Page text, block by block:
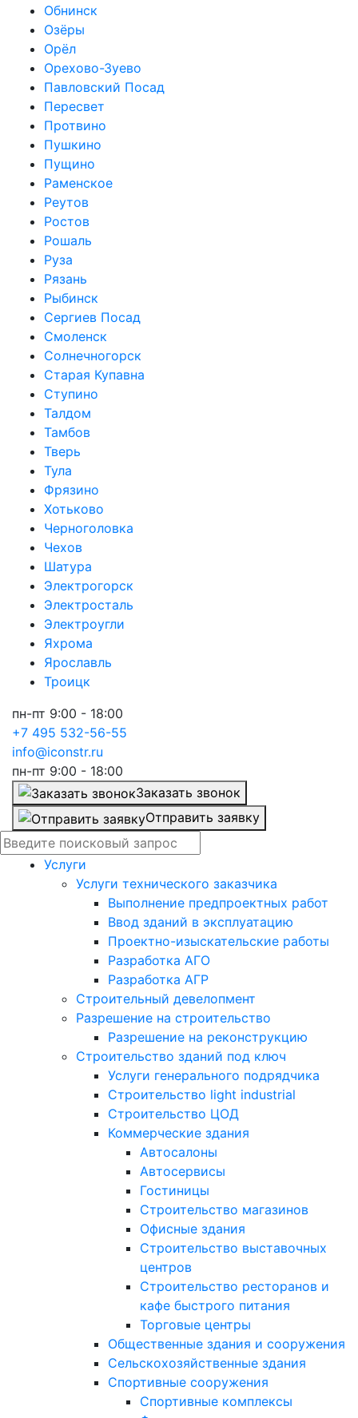
Обнинск
Озёры
Орёл
Орехово-Зуево
Павловский Посад
Пересвет
Протвино
Пушкино
Пущино
Раменское
Реутов
Ростов
Рошаль
Руза
Рязань
Рыбинск
Сергиев Посад
Смоленск
Солнечногорск
Старая Купавна
Ступино
Талдом
Тамбов
Тверь
Тула
Фрязино
Хотьково
Черноголовка
Чехов
Шатура
Электрогорск
Электросталь
Электроугли
Яхрома
Ярославль
Троицк
пн-пт 9:00 - 18:00
+7 495 532-56-55
info@iconstr.ru
пн-пт 9:00 - 18:00
Заказать звонок
Отправить заявку
Услуги
Услуги технического заказчика
Выполнение предпроектных работ
Ввод зданий в эксплуатацию
Проектно-изыскательские работы
Разработка АГО
Разработка АГР
Строительный девелопмент
Разрешение на строительство
Разрешение на реконструкцию
Строительство зданий под ключ
Услуги генерального подрядчика
Строительство light industrial
Строительство ЦОД
Коммерческие здания
Автосалоны
Автосервисы
Гостиницы
Строительство магазинов
Офисные здания
Строительство выставочных
центров
Строительство ресторанов и
кафе быстрого питания
Торговые центры
Общественные здания и сооружения
Сельскохозяйственные здания
Спортивные сооружения
Спортивные комплексы